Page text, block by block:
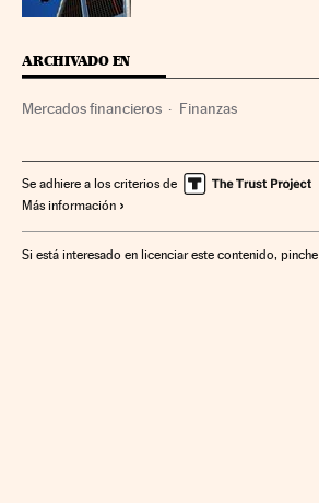
ARCHIVADO EN
Mercados financieros Finanzas
Se adhiere a los criterios de
Más información
Si está interesado en licenciar este contenido, pinche